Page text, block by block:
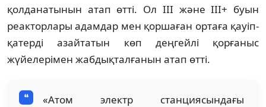
қолданатынын атап өтті. Ол III және III+ буын
реакторлары адамдар мен қоршаған ортаға қауіп-
қатерді азайтатын көп деңгейлі қорғаныс
жүйелерімен жабдықталғанын атап өтті.
«Атом электр станциясындағы